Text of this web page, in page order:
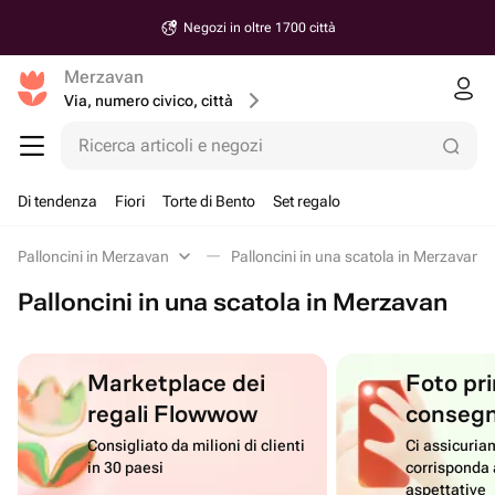
Negozi in oltre 1700 città
Merzavan
Via, numero civico, città
Ricerca articoli e negozi
Di tendenza Fiori Torte di Bento Set regalo
Palloncini in Merzavan Palloncini in una scatola in Merzavan
Palloncini in una scatola in Merzavan
Marketplace dei
regali Flowwow
Consigliato da milioni di clienti
in 30 paesi
Foto
Ci
corrisponda
aspettative